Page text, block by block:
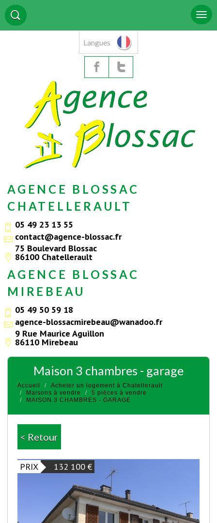
Langues
AGENCE BLOSSAC
CHATELLERAULT
05 49 23 13 55
contact@agence-blossac.fr
75 Boulevard Blossac
86100 Chatellerault
AGENCE BLOSSAC
MIREBEAU
05 49 50 59 18
agence-blossacmirebeau@wanadoo.fr
9 Rue Maurice Aguillon
86110 Mirebeau
maison 3 chambres - garage
Accueil
Acheter un logement à Chatellerault
Maisons à vendre
5 pièces à vendre
MAISON 3 CHAMBRES - GARAGE
< Retour
PRIX 132 100 €